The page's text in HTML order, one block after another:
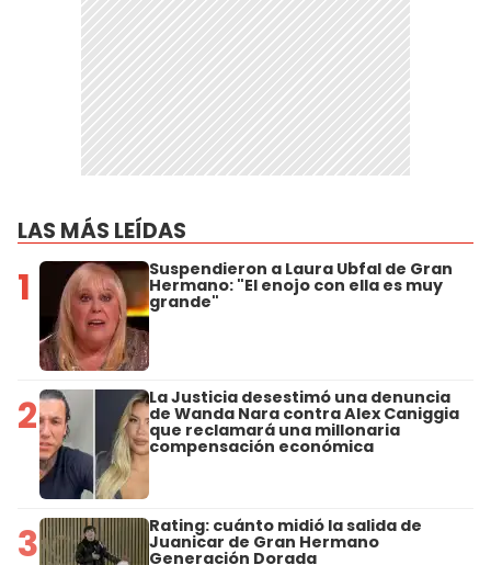
LAS MÁS LEÍDAS
1 Suspendieron a Laura Ubfal de Gran
Hermano: "El enojo con ella es muy
grande"
2 La Justicia desestimó una denuncia
de Wanda Nara contra Alex Caniggia
que reclamará una millonaria
compensación económica
3 Rating: cuánto midió la salida de
Juanicar de Gran Hermano
Generación Dorada